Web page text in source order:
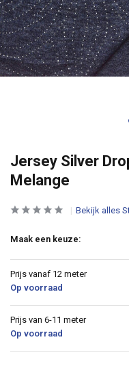
Jersey Silver
Melange
Bekijk alles
Maak een keuze:
Prijs vanaf 12 meter
Op voorraad
Prijs van 6-11 meter
Op voorraad